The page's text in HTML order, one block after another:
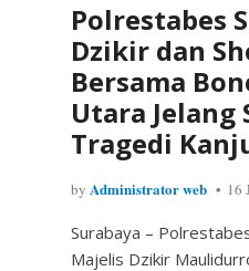
Polrestabes
Dzikir dan
Bersama
Utara Jelang
Tragedi
by Administrator web 16
Surabaya –
Majelis Dzikir